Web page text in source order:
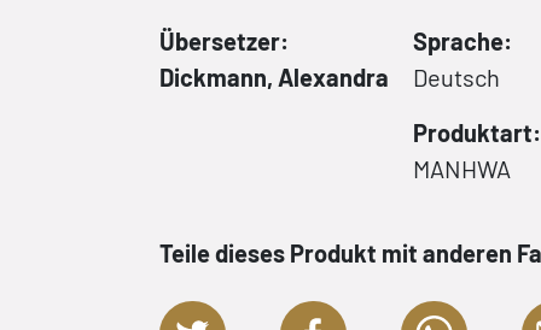
Übersetzer:
Dickmann, Alexandra
Sprache:
Deutsch
Produktart:
MANHWA
Teile dieses Produkt mit anderen